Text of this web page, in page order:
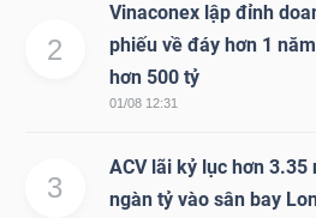
2
Vinaconex lập đỉnh
phiếu về đáy hơn 1
hơn 500 tỷ
01/08 12:31
3
ACV lãi kỷ lục hơn 3.35
ngàn tỷ vào sân bay